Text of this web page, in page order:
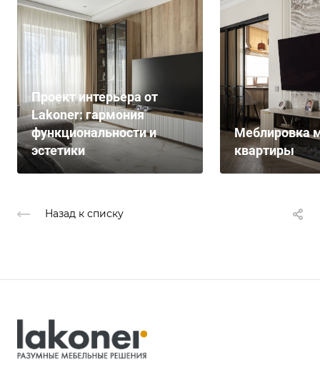
Проект интерьера от
Lakoner: гармония
функциональности и
эстетики
Меблировка
квартиры
Назад к списку